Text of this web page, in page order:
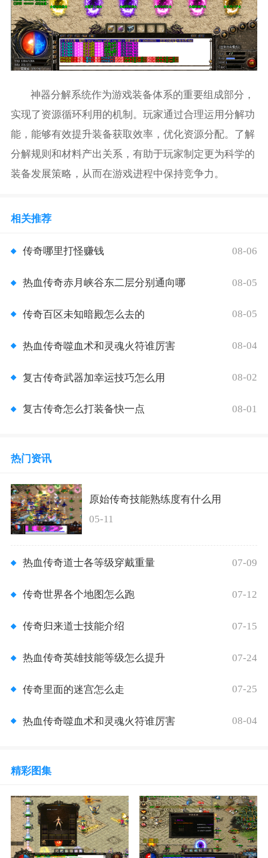
神器分解系统作为游戏装备体系的重要组成部分，
实现了资源循环利用的机制。玩家通过合理运用分解功
能，能够有效提升装备获取效率，优化资源分配。了解
分解规则和材料产出关系，有助于玩家制定更为科学的
装备发展策略，从而在游戏进程中保持竞争力。
相关推荐
传奇哪里打怪赚钱 08-06
热血传奇赤月峡谷东二层分别通向哪 08-05
传奇百区未知暗殿怎么去的 08-05
热血传奇噬血术和灵魂火符谁厉害 08-04
复古传奇武器加幸运技巧怎么用 08-02
复古传奇怎么打装备快一点 08-01
热门资讯
原始传奇技能熟练度有什么用
05-11
热血传奇道士各等级穿戴重量 07-09
传奇世界各个地图怎么跑 07-12
传奇归来道士技能介绍 07-15
热血传奇英雄技能等级怎么提升 07-24
传奇里面的迷宫怎么走 07-25
热血传奇噬血术和灵魂火符谁厉害 08-04
精彩图集